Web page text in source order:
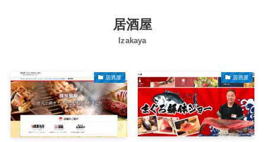
居酒屋
Izakaya
居酒屋 居酒屋